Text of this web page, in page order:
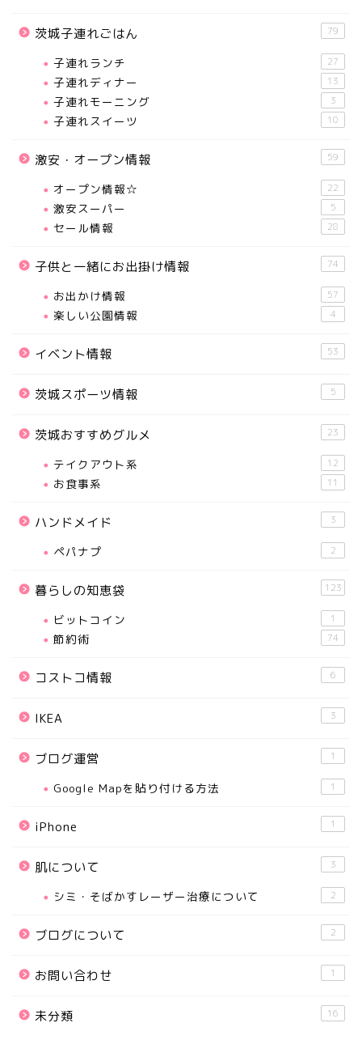
茨城子連れごはん 79
子連れランチ 27
子連れディナー 13
子連れモーニング 3
子連れスイーツ 10
激安・オープン情報 59
オープン情報☆ 22
激安スーパー 5
セール情報 28
子供と一緒にお出掛け情報 74
お出かけ情報 57
楽しい公園情報 4
イベント情報 53
茨城スポーツ情報 5
茨城おすすめグルメ 23
テイクアウト系 12
お食事系 11
ハンドメイド 3
ペパナプ 2
暮らしの知恵袋 123
ビットコイン 1
節約術 74
コストコ情報 6
IKEA 3
ブログ運営 1
Google Mapを貼り付ける方法 1
iPhone 1
肌について 3
シミ・そばかすレーザー治療について 2
ブログについて 2
お問い合わせ 1
未分類 16